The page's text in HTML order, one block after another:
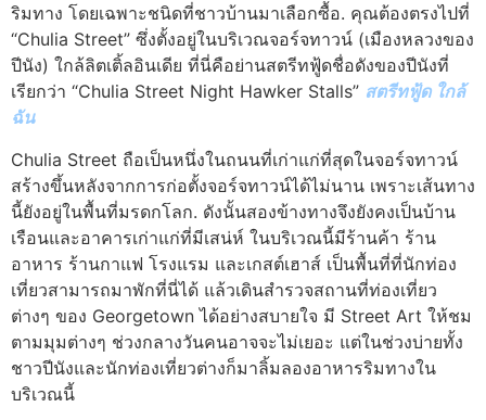
ริมทาง โดยเฉพาะชนิดที่ชาวบ้านมาเลือกซื้อ. คุณต้องตรงไปที่
“Chulia Street” ซึ่งตั้งอยู่ในบริเวณจอร์จทาวน์ (เมืองหลวงของ
ปีนัง) ใกล้ลิตเติ้ลอินเดีย ที่นี่คือย่านสตรีทฟู้ดชื่อดังของปีนังที่
เรียกว่า “Chulia Street Night Hawker Stalls” สตรีทฟู้ด ใกล้
ฉัน
Chulia Street ถือเป็นหนึ่งในถนนที่เก่าแก่ที่สุดในจอร์จทาวน์
สร้างขึ้นหลังจากการก่อตั้งจอร์จทาวน์ได้ไม่นาน เพราะเส้นทาง
นี้ยังอยู่ในพื้นที่มรดกโลก. ดังนั้นสองข้างทางจึงยังคงเป็นบ้าน
เรือนและอาคารเก่าแก่ที่มีเสน่ห์ ในบริเวณนี้มีร้านค้า ร้าน
อาหาร ร้านกาแฟ โรงแรม และเกสต์เฮาส์ เป็นพื้นที่ที่นักท่อง
เที่ยวสามารถมาพักที่นี่ได้ แล้วเดินสำรวจสถานที่ท่องเที่ยว
ต่างๆ ของ Georgetown ได้อย่างสบายใจ มี Street Art ให้ชม
ตามมุมต่างๆ ช่วงกลางวันคนอาจจะไม่เยอะ แต่ในช่วงบ่ายทั้ง
ชาวปีนังและนักท่องเที่ยวต่างก็มาลิ้มลองอาหารริมทางใน
บริเวณนี้